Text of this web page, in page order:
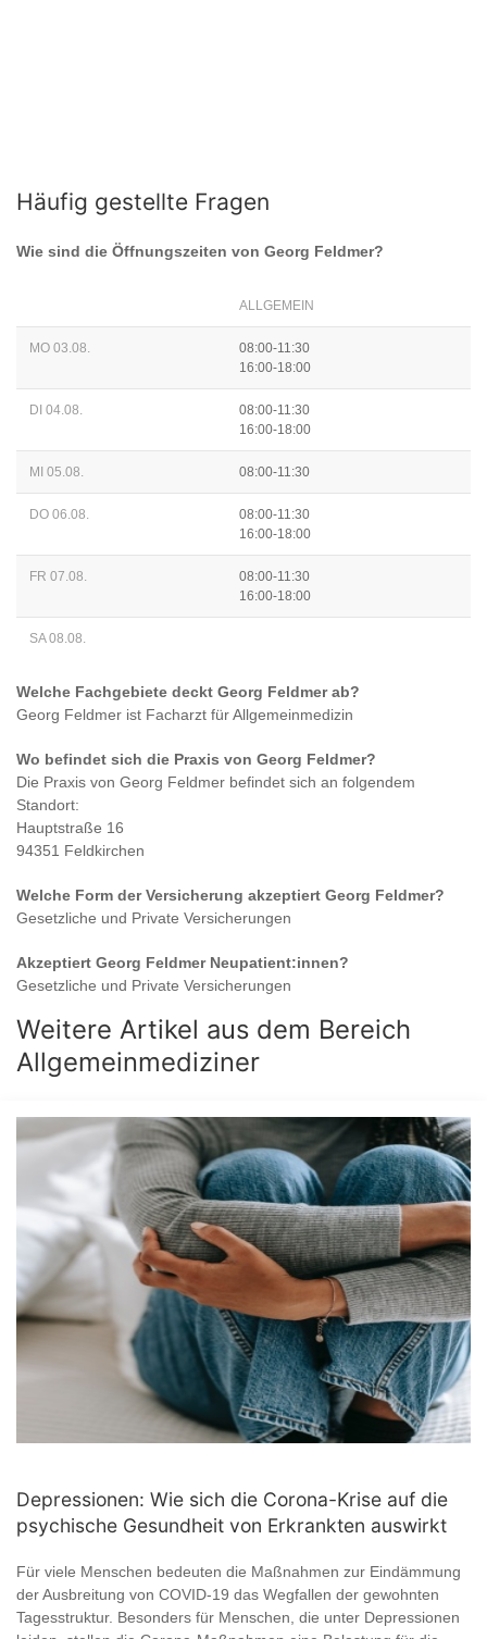
Häufig gestellte Fragen
Wie sind die Öffnungszeiten von Georg Feldmer?
ALLGEMEIN
MO 03.08.
08:00-11:30
16:00-18:00
DI 04.08.
08:00-11:30
16:00-18:00
MI 05.08. 08:00-11:30
DO 06.08.
08:00-11:30
16:00-18:00
FR 07.08.
08:00-11:30
16:00-18:00
SA 08.08.
Welche Fachgebiete deckt Georg Feldmerab?
Georg Feldmer ist Facharzt für Allgemeinmedizin
Wo befindet sich die Praxis von Georg Feldmer?
Die Praxis von Georg Feldmer befindet sich an folgendem
Standort:
Hauptstraße 16
94351 Feldkirchen
Welche Form der Versicherung akzeptiert Georg Feldmer?
Gesetzliche und Private Versicherungen
Akzeptiert Georg FeldmerNeupatient:innen?
Gesetzliche und Private Versicherungen
Weitere Artikel aus dem Bereich
Allgemeinmediziner
Depressionen: Wie sich die Corona-Krise auf die
psychische Gesundheit von Erkrankten auswirkt
Für viele Menschen bedeuten die Maßnahmen zur Eindämmung
der Ausbreitung von COVID-19 das Wegfallen der gewohnten
Tagesstruktur. Besonders für Menschen, die unter Depressionen